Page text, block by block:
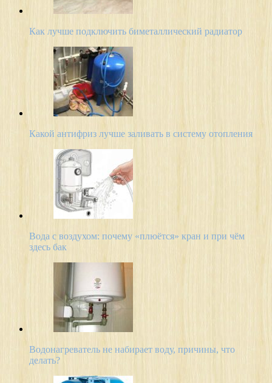
Как лучше подключить биметаллический радиатор
Какой антифриз лучше заливать в систему отопления
Вода с воздухом: почему «плюётся» кран и при чём
здесь бак
Водонагреватель не набирает воду, причины, что
делать?